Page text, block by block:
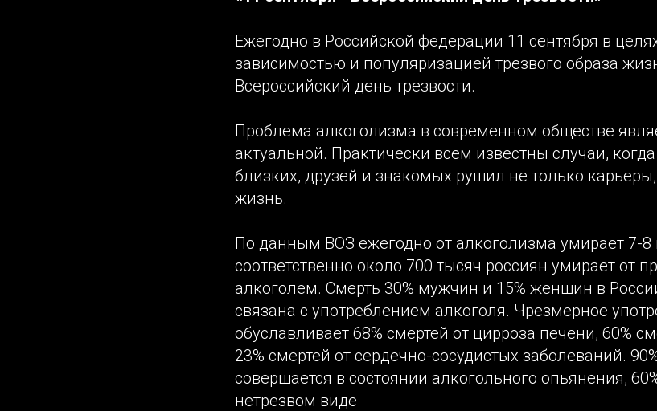
Ежегодно в Российской федерации 11 сентября в
зависимостью и популяризацией трезвого образа
Всероссийский день трезвости.
Проблема алкоголизма в современном обществе
актуальной. Практически всем известны случаи,
близких, друзей и знакомых рушил не только
жизнь.
По данным ВОЗ ежегодно от алкоголизма умирает 7-
соответственно около 700 тысяч россиян умирает от
алкоголем. Смерть 30% мужчин и 15% женщин в
связана с употреблением алкоголя. Чрезмерное
обуславливает 68% смертей от цирроза печени, 60%
23% смертей от сердечно-сосудистых заболеваний.
совершается в состоянии алкогольного опьянения,
нетрезвом виде